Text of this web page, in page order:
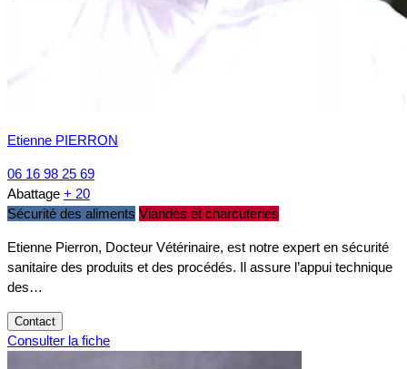
Etienne PIERRON
06 16 98 25 69
Abattage + 20
Sécurité des aliments Viandes et charcuteries
Etienne Pierron, Docteur Vétérinaire, est notre expert en sécurité
sanitaire des produits et des procédés. Il assure l’appui technique
des…
Contact
Consulter la fiche